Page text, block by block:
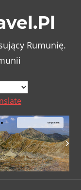
Rumunię.
Góry Retezat